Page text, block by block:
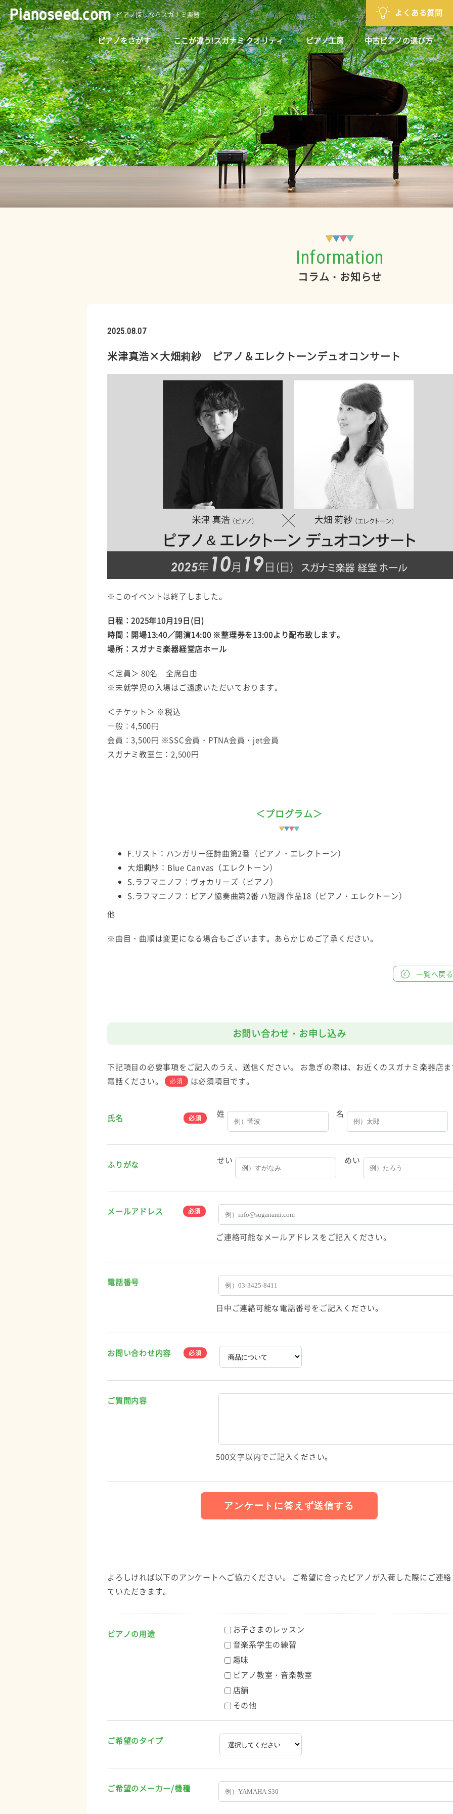
ピアノ探しならスガナミ楽器
ピアノをさがす ここが違う!スガナミ クオリティ ピアノ工房 中古ピアノの選び方
よくある質問
Information
コラム・お知らせ
2025.08.07
米津真浩×大畑莉紗 ピアノ＆エレクトーンデュオコンサート
※このイベントは終了しました。
日程：2025年10月19日(日)
時間：開場13:40／開演14:00 ※整理券を13:00より配布致します。
場所：スガナミ楽器経堂店ホール
＜定員＞ 80名 全席自由
※未就学児の入場はご遠慮いただいております。
＜チケット＞ ※税込
一般：4,500円
会員：3,500円 ※SSC会員・PTNA会員・jet会員
スガナミ教室生：2,500円
＜プログラム＞
F.リスト：ハンガリー狂詩曲第2番（ピアノ・エレクトーン）
大畑莉紗：Blue Canvas（エレクトーン）
S.ラフマニノフ：ヴォカリーズ（ピアノ）
S.ラフマニノフ：ピアノ協奏曲第2番 ハ短調 作品18（ピアノ・エレクトーン）
他
※曲目・曲順は変更になる場合もございます。あらかじめご了承ください。
一覧へ戻る
お問い合わせ・お申し込み
下記項目の必要事項をご記入のうえ、送信ください。 お急ぎの際は、お近くのスガナミ楽器店
電話ください。
必須 は必須項目です。
氏名 姓 名
ふりがな せい めい
メールアドレス
ご連絡可能なメールアドレスをご記入ください。
電話番号
日中ご連絡可能な電話番号をご記入ください。
お問い合わせ内容
ご質問内容
500文字以内でご記入ください。
よろしければ以下のアンケートへご協力ください。 ご希望に合ったピアノが入荷した際にご連
ていただきます。
ピアノの用途
お子さまのレッスン
音楽系学生の練習
趣味
ピアノ教室・音楽教室
店舗
その他
ご希望のタイプ
ご希望のメーカー/機種